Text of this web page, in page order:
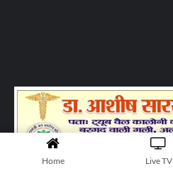
Home Live TV